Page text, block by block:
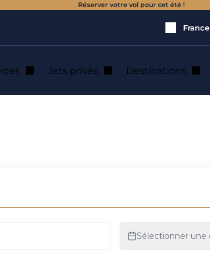
Réserver votre vol pour cet été !
France
Jets privés Destinations